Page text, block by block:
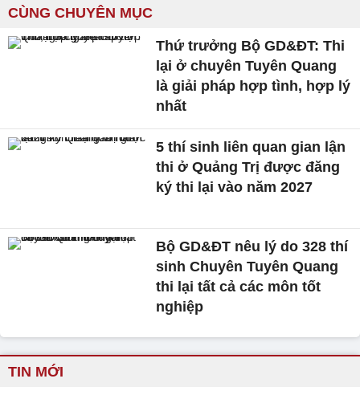
CÙNG CHUYÊN MỤC
Thứ trưởng Bộ GD&ĐT: Thi
lại ở chuyên Tuyên Quang
là giải pháp hợp tình, hợp lý
nhất
5 thí sinh liên quan gian lận
thi ở Quảng Trị được đăng
ký thi lại vào năm 2027
Bộ GD&ĐT nêu lý do 328 thí
sinh Chuyên Tuyên Quang
thi lại tất cả các môn tốt
nghiệp
TIN MỚI